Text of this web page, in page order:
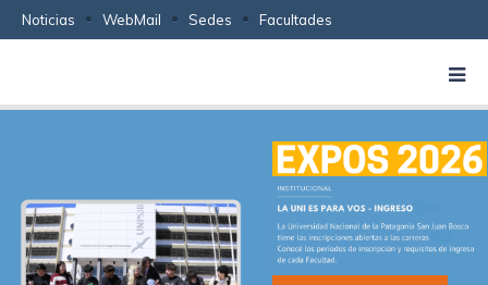
Noticias WebMail Sedes Facultades